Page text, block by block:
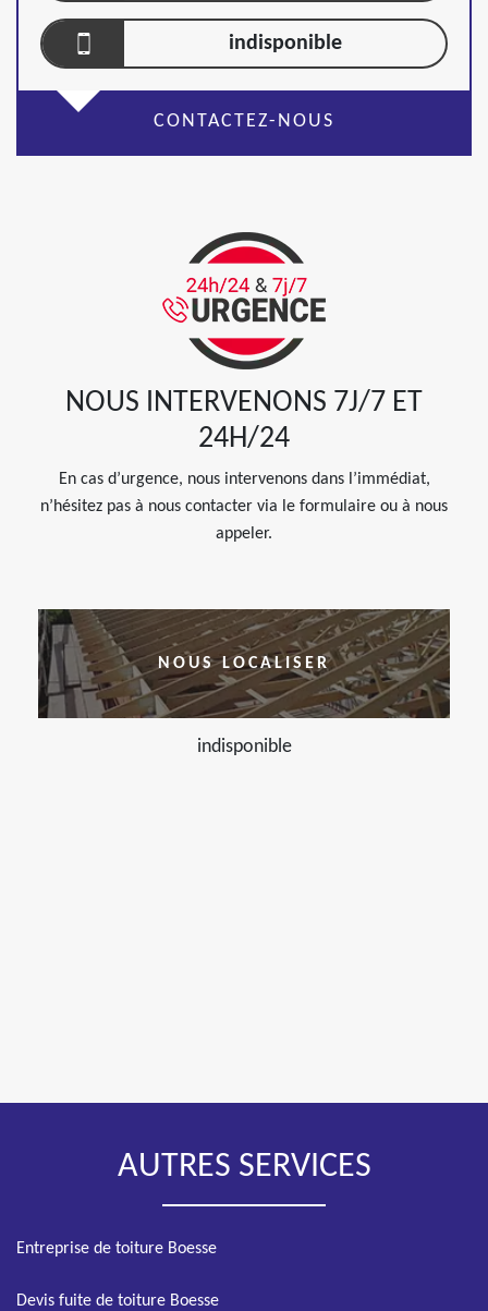
indisponible
CONTACTEZ-NOUS
NOUS INTERVENONS 7J/7 ET
24H/24
En cas d’urgence, nous intervenons dans l’immédiat,
n’hésitez pas à nous contacter via le formulaire ou à nous
appeler.
NOUS LOCALISER
indisponible
AUTRES SERVICES
Entreprise de toiture Boesse
Devis fuite de toiture Boesse